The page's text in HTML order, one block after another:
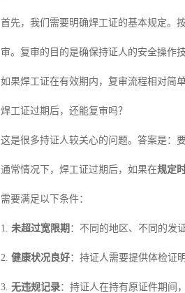
首先，我们需要明确焊工证的基本规定。
审。复审的目的是确保持证人的安全操作
如果焊工证在有效期内，复审流程相对简
焊工证过期后，还能复审吗？
这是很多持证人较关心的问题。答案是：
通常情况下，焊工证过期后，如果在规定
需要满足以下条件：
1. 未超过宽限期 ：不同的地区、不同的发
2. 健康状况良好：持证人需要提供体检证
3. 无违规记录：持证人在持有原证件期间